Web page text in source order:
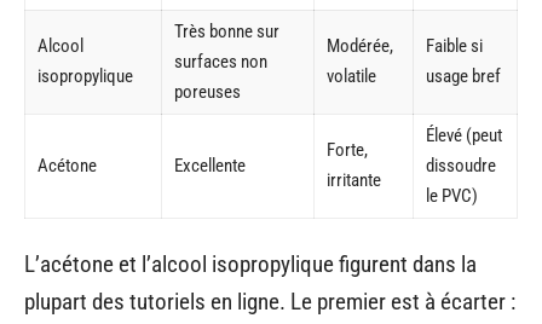
Alcool
isopropylique
Très bonne sur
surfaces non
poreuses
Modérée,
volatile
Faible si
usage bref
Acétone Excellente
Forte,
irritante
Élevé (peut
dissoudre
le PVC)
L’acétone et l’alcool isopropylique figurent dans la
plupart des tutoriels en ligne. Le premier est à écarter :